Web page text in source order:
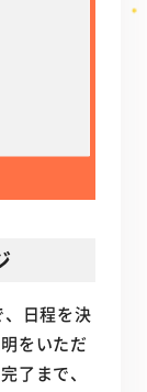
、日程を決
をいただ
了まで、